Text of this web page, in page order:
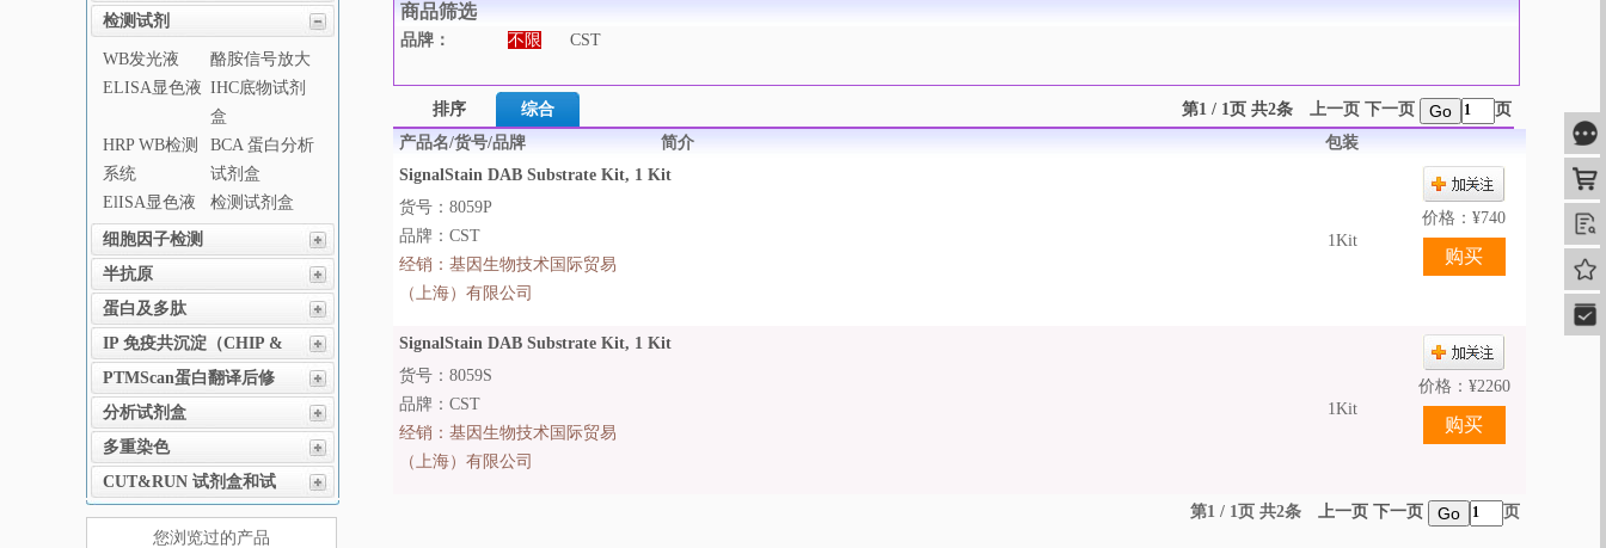
检测试剂
WB发光液
酪胺信号放大
ELISA显色液 IHC底物试剂
盒
HRP WB检测
系统
BCA 蛋白分析
试剂盒
ElISA显色液
检测试剂盒
细胞因子检测
半抗原
蛋白及多肽
IP 免疫共沉淀（CHIP &
MeDIP )
PTMScan蛋白翻译后修
饰
分析试剂盒
多重染色
CUT&RUN 试剂盒和试
剂
您浏览过的产品
商品筛选
品牌： 不限 CST
排序 综合 第1 / 1页 共2条 上一页 下一页 Go
页
产品名/货号/品牌
简介
包装
SignalStain DAB Substrate Kit, 1 Kit
1Kit
价格： ¥740
货号：8059P
品牌：CST
经销： 基因生物技术国际贸易
（上海）有限公司
SignalStain DAB Substrate Kit, 1 Kit
1Kit
价格： ¥2260
货号：8059S
品牌：CST
经销： 基因生物技术国际贸易
（上海）有限公司
第1 / 1页 共2条 上一页 下一页 Go 页
购
查
我
快